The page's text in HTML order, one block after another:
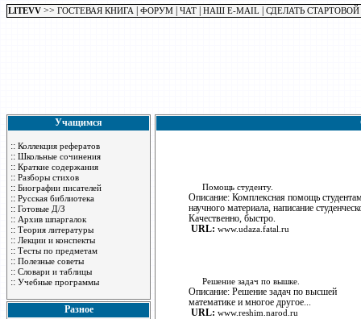
LITEVV >> ГОСТЕВАЯ КНИГА ФОРУМ ЧАТ НАШ E-MAIL СДЕЛАТЬ СТАРТОВОЙ
Учащимся
:: Коллекция рефератов
:: Школьные сочинения
:: Краткие содержания
:: Разборы стихов
:: Биографии писателей
:: Русская библиотека
:: Готовые Д/З
:: Архив шпаргалок
:: Теория литературы
:: Лекции и конспекты
:: Тесты по предметам
:: Полезные советы
:: Словари и таблицы
:: Учебные программы
Разное
Помощь студенту.
Описание: Комплексная помощь
научного материала, написание
Качественно, быстро.
URL: www.udaza.fatal.ru
Решение задач по вышке.
Описание: Решение задач по высшей
математике и многое другое...
URL: www.reshim.narod.ru